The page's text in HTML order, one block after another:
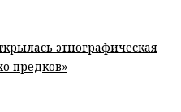
этнографическая
предков»